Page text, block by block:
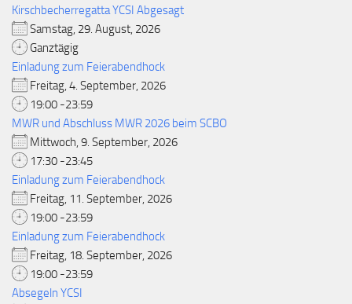
Kirschbecherregatta YCSI Abgesagt
Samstag, 29. August, 2026
Ganztägig
Einladung zum Feierabendhock
Freitag, 4. September, 2026
19:00 -23:59
MWR und Abschluss MWR 2026 beim SCBO
Mittwoch, 9. September, 2026
17:30 -23:45
Einladung zum Feierabendhock
Freitag, 11. September, 2026
19:00 -23:59
Einladung zum Feierabendhock
Freitag, 18. September, 2026
19:00 -23:59
Absegeln YCSI